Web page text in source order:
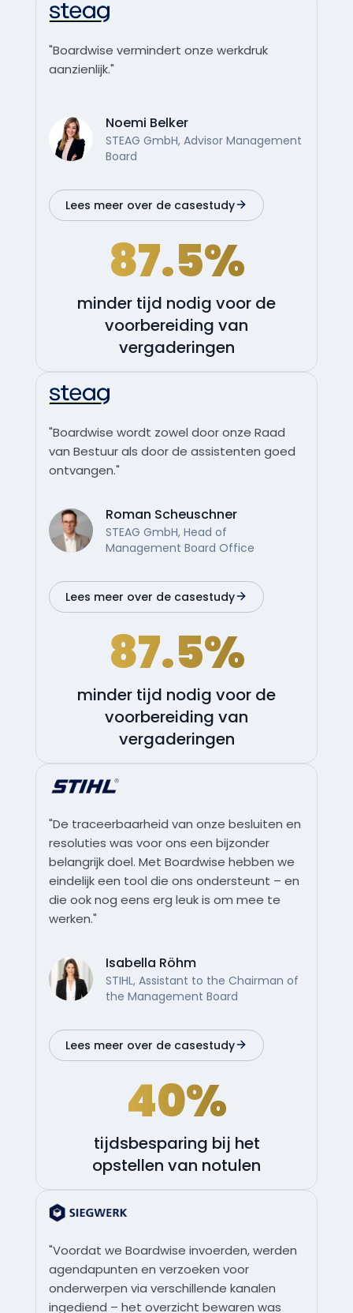
"Boardwise vermindert onze werkdruk
aanzienlijk."
Noemi Belker
STEAG GmbH, Advisor Management
Board
Lees meer over de casestudy
87.5%
minder tijd nodig voor de
voorbereiding van
vergaderingen
"Boardwise wordt zowel door onze Raad
van Bestuur als door de assistenten goed
ontvangen."
Roman Scheuschner
STEAG GmbH, Head of
Management Board Office
Lees meer over de casestudy
87.5%
minder tijd nodig voor de
voorbereiding van
vergaderingen
"De traceerbaarheid van onze besluiten en
resoluties was voor ons een bijzonder
belangrijk doel. Met Boardwise hebben we
eindelijk een tool die ons ondersteunt – en
die ook nog eens erg leuk is om mee te
werken."
Isabella Röhm
STIHL, Assistant to the Chairman of
the Management Board
Lees meer over de casestudy
40%
tijdsbesparing bij het
opstellen van notulen
"Voordat we Boardwise invoerden, werden
agendapunten en verzoeken voor
onderwerpen via verschillende kanalen
ingediend – het overzicht bewaren was